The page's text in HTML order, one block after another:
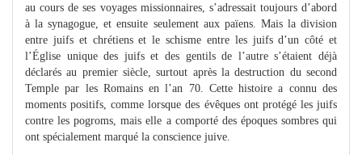
au cours de ses voyages missionnaires, s’adressait toujours d’abord
à la synagogue, et ensuite seulement aux païens. Mais la division
entre juifs et chrétiens et le schisme entre les juifs d’un côté et
l’Église unique des juifs et des gentils de l’autre s’étaient déjà
déclarés au premier siècle, surtout après la destruction du second
Temple par les Romains en l’an 70. Cette histoire a connu des
moments positifs, comme lorsque des évêques ont protégé les juifs
contre les pogroms, mais elle a comporté des époques sombres qui
ont spécialement marqué la conscience juive.